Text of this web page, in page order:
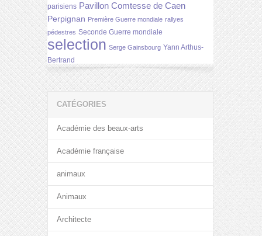
parisiens Pavillon Comtesse de Caen
Perpignan Première Guerre mondiale rallyes
pédestres Seconde Guerre mondiale
selection Serge Gainsbourg Yann Arthus-
Bertrand
CATÉGORIES
Académie des beaux-arts
Académie française
animaux
Animaux
Architecte